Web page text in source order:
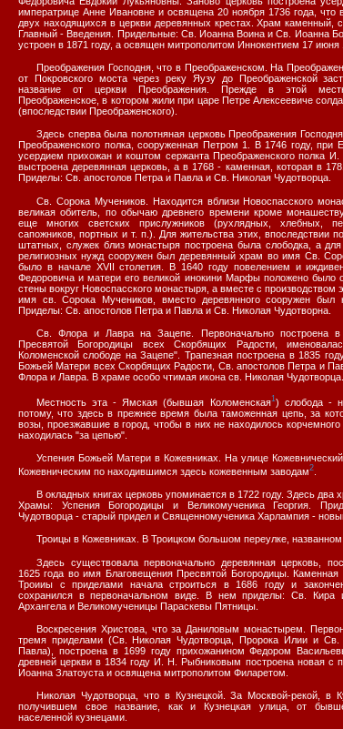
императрице Анне Ивановне и освящена 20 ноября 1736 года, что
двух находящихся в церкви деревянных крестах. Храм каменный,
Главный - Введения. Придельные: Св. Иоанна Воина и Св. Иоанна
устроен в 1871 году, а освящен митрополитом Иннокентием 17 июня
Преображения Господня, что в Преображенском. На
от Покровского моста через реку Яузу до Преображенской
название от церкви Преображения. Прежде в этой
Преображенское, в котором жили при царе Петре Алексеевиче
(впоследствии Преображенского).
Здесь сперва была полотняная церковь Преображения
Преображенского полка, сооруженная Петром 1. В 1746 году, при
усердием прихожан и коштом сержанта Преображенского полка И.
выстроена деревянная церковь, а в 1768 - каменная, которая в
Приделы: Св. апостолов Петра и Павла и Св. Николая Чудотворца.
Св. Сорока Мучеников. Находится вблизи Новоспасского
великая обитель, по обычаю древнего времени кроме
еще многих светских прислужников (рухлядных, хлебных,
сапожников, портных и т. п.). Для жительства этих, впоследствии
штатных, служек близ монастыря построена была слободка, а для
религиозных нужд сооружен был деревянный храм во имя Св.
было в начале XVII столетия. В 1640 году повелением и
Федоровича и матери его великой инокини Марфы положено было
стены вокруг Новоспасского монастыря, а вместе с производством
имя св. Сорока Мучеников, вместо деревянного сооружен был
Приделы: Св. апостолов Петра и Павла и Св. Николая Чудотворна.
Св. Флора и Лавра на Зацепе. Первоначально построена
Пресвятой Богородицы всех Скорбящих Радости,
Коломенской слободе на Зацепе". Трапезная построена в 1835
Божьей Матери всех Скорбящих Радости, Св. апостолов Петра и
Флора и Лавра. В храме особо чтимая икона св. Николая Чудотворца.
Местность эта - Ямская (бывшая Коломенская1) слобода -
потому, что здесь в прежнее время была таможенная цепь, за
возы, проезжавшие в город, чтобы в них не находилось
находилась "за цепью".
Успения Божьей Матери в Кожевниках. На улице
Кожевническим по находившимся здесь кожевенным заводам2
В окладных книгах церковь упоминается в 1722 году. Здесь два
Храмы: Успения Богородицы и Великомученика Георгия.
Чудотворца - старый придел и Священномученика Харлампия -
Троицы в Кожевниках. В Троицком большом переулке, названном
Здесь существовала первоначально деревянная церковь,
1625 года во имя Благовещения Пресвятой Богородицы.
Троииы с приделами начала строиться в 1686 году и
сохранился в первоначальном виде. В нем приделы: Св. Кира
Архангела и Великомученицы Параскевы Пятницы.
Воскресения Христова, что за Даниловым монастырем.
тремя приделами (Св. Николая Чудотворца, Пророка Илии и Св.
Павла), построена в 1699 году прихожанином Федором
древней церкви в 1834 году И. Н. Рыбниковым построена новая с
Иоанна Златоуста и освящена митрополитом Филаретом.
Николая Чудотворца, что в Кузнецкой. За Москвой-рекой, в
получившем свое название, как и Кузнецкая улица, от
населенной кузнецами.